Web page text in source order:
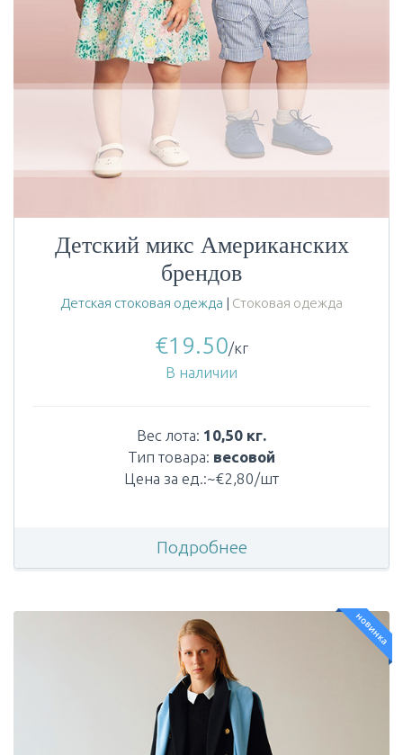
Детский микс Американских
брендов
Детская стоковая одежда | Стоковая одежда
€19.50/кг
В наличии
Вес лота: 10,50 кг.
Тип товара: весовой
Цена за ед.:~€2,80/шт
Подробнее
новинка